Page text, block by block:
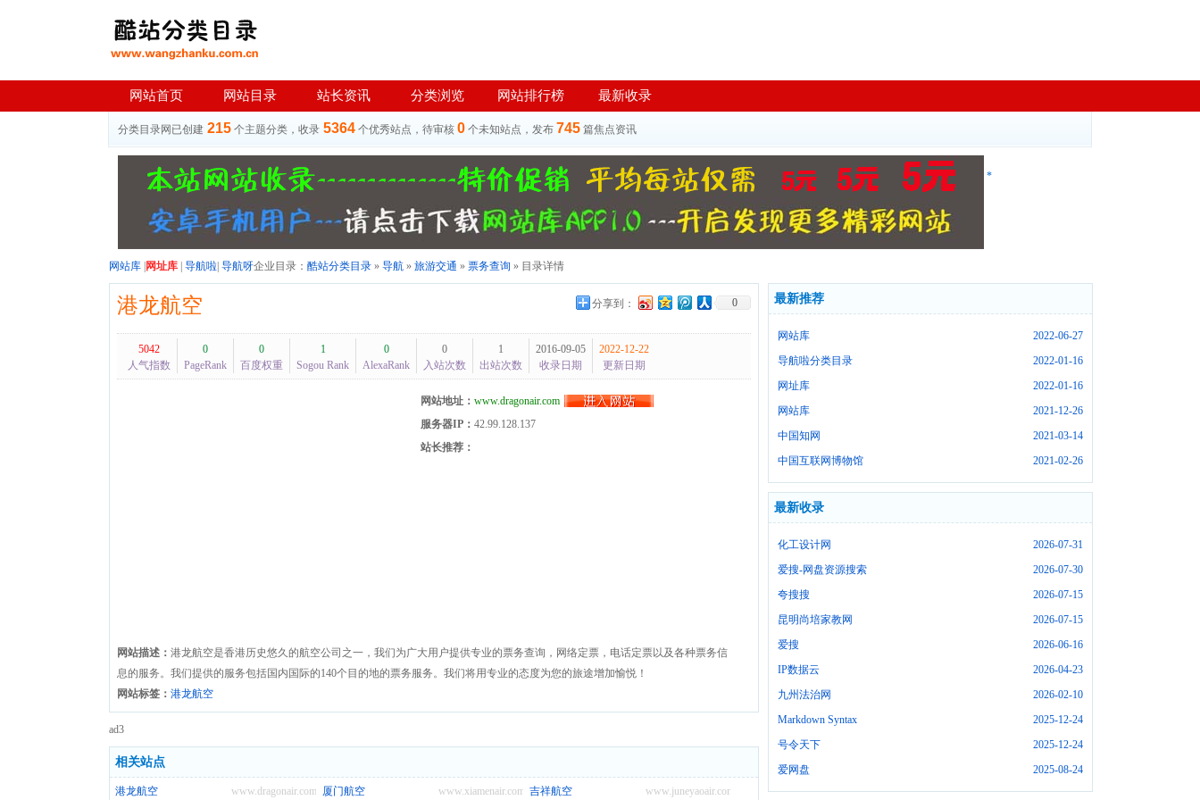
网站首页 网站目录 站长资讯 分类浏览 网站排行榜 最新收录
分类目录网已创建 215 个主题分类，收录 5364 个优秀站点，待审核 0 个未知站点，发布 745 篇焦点资讯
*
网站库 网址库 导航啦 导航呀企业目录： 酷站分类目录 » 导航 » 旅游交通 » 票务查询 » 目录详情
分享到： 0
港龙航空
5042
人气指数
0
PageRank
0
百度权重
1
Sogou Rank
0
AlexaRank
0
入站次数
1
出站次数
2016-09-05
收录日期
2022-12-22
更新日期
网站地址： www.dragonair.com
服务器IP： 42.99.128.137
站长推荐：
网站描述： 港龙航空是香港历史悠久的航空公司之一，我们为广大用户提供专业的票务查询，网络定票，电话定票以及各种票务信
息的服务。我们提供的服务包括国内国际的140个目的地的票务服务。我们将用专业的态度为您的旅途增加愉悦！
网站标签： 港龙航空
ad3
相关站点
www.dragonair.com
港龙航空 www.xiamenair.com
厦门航空 www.juneyaoair.com
吉祥航空
最新推荐
2022-06-27
网站库
2022-01-16
导航啦分类目录
2022-01-16
网址库
2021-12-26
网站库
2021-03-14
中国知网
2021-02-26
中国互联网博物馆
最新收录
2026-07-31
化工设计网
2026-07-30
爱搜-网盘资源搜索
2026-07-15
夸搜搜
2026-07-15
昆明尚培家教网
2026-06-16
爱搜
2026-04-23
IP数据云
2026-02-10
九州法治网
2025-12-24
Markdown Syntax
2025-12-24
号令天下
2025-08-24
爱网盘